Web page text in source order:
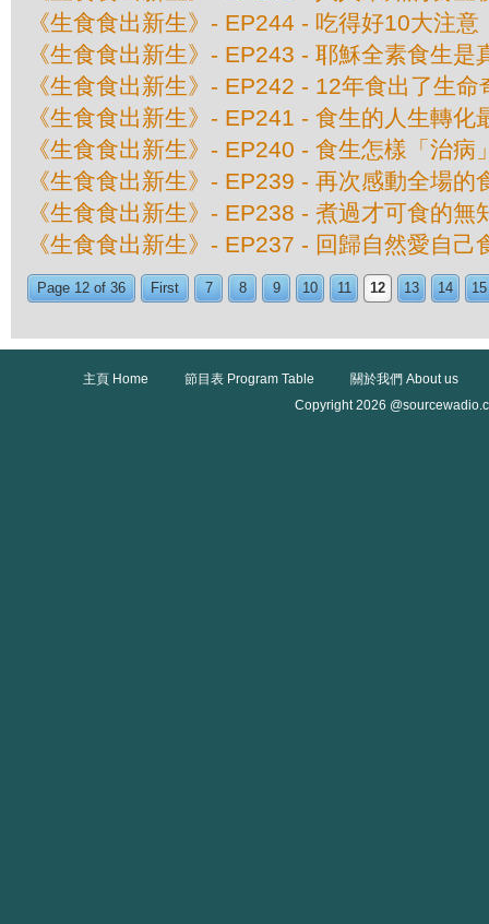
《生食食出新生》- EP244 - 吃得好10大注意
《生食食出新生》- EP243 - 耶穌全素食生是
《生食食出新生》- EP242 - 12年食出了生命
《生食食出新生》- EP241 - 食生的人生轉化
《生食食出新生》- EP240 - 食生怎樣「治病
《生食食出新生》- EP239 - 再次感動全場的
《生食食出新生》- EP238 - 煮過才可食的無
《生食食出新生》- EP237 - 回歸自然愛自己
Page 12 of 36 First 7 8 9 10 11 12 13 14 15
主頁 Home 節目表 Program Table
關於我們 About us
Copyright 2026